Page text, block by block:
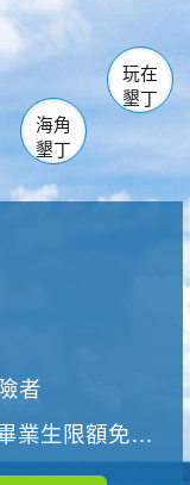
南仁湖
佳樂水
區心
園 風吹沙龍磐公園
灣
砂島
鑾鼻
海角
墾丁
玩在
墾丁
者
限額免費參加